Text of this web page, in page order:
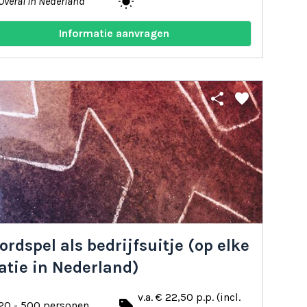
Informatie aanvragen
share favorite
als bedrijfsuitje (op elke
in Nederland)
v.a. € 22,50 p.p. (incl.